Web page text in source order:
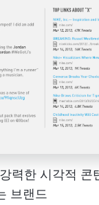
강력한 시각적 콘
브랜드